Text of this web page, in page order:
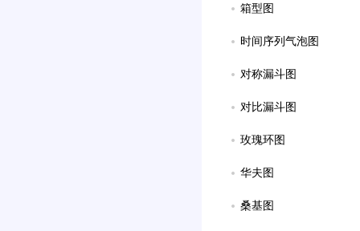
箱型图
时间序列气泡图
对称漏斗图
对比漏斗图
玫瑰环图
华夫图
桑基图